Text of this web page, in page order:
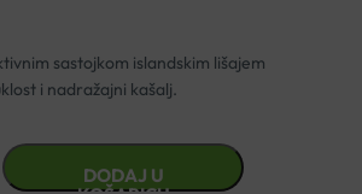
sastojkom islandskim lišajem
i nadražajni kašalj.
DODAJ U